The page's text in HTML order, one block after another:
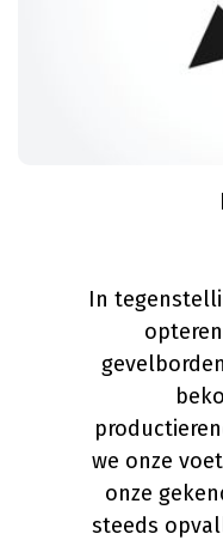
In
we onze
onze
steeds